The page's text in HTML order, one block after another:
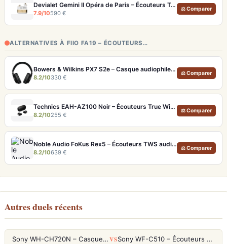
Devialet Gemini II Opéra de Paris – Écouteurs True Wireless audiophiles plaqués or
7.9/10590 €
⚖ Comparer
ALTERNATIVES À FIIO FA19 – ÉCOUTEURS…
Bowers & Wilkins PX7 S2e – Casque audiophile sans fil ANC 30h
8.2/10330 €
⚖ Comparer
Technics EAH-AZ100 Noir – Écouteurs True Wireless audiophiles avec drivers MFD et autonomie 29h
8.2/10255 €
⚖ Comparer
Noble Audio FoKus Rex5 – Écouteurs TWS audiophiles tribrides
8.2/10639 €
⚖ Comparer
Autres duels récents
Sony WH-CH720N – Casque ANC 35h, Ultra-léger (192g) avec Processeur V1 VS Sony WF-C510 – Écouteurs True Wireless compacts, autonomie 22h et multipoint